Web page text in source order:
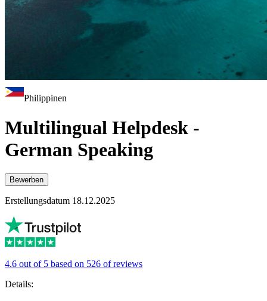
Philippinen
Multilingual Helpdesk -
German Speaking
Bewerben
Erstellungsdatum 18.12.2025
4.6 out of 5 based on 526 of reviews
Details: